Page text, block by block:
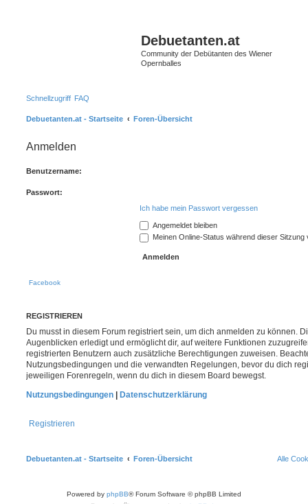
Debuetanten.at
Community der Debütanten des Wiener
Opernballes
Schnellzugriff FAQ
Debuetanten.at - Startseite Foren-Übersicht
Anmelden
Benutzername:
Passwort:
Ich habe mein Passwort vergessen
Angemeldet bleiben
Meinen Online-Status während dieser Sitzung
Facebook
REGISTRIEREN
Du musst in diesem Forum registriert sein, um dich anmelden zu können.
Augenblicken erledigt und ermöglicht dir, auf weitere Funktionen
registrierten Benutzern auch zusätzliche Berechtigungen zuweisen.
Nutzungsbedingungen und die verwandten Regelungen, bevor du dich
jeweiligen Forenregeln, wenn du dich in diesem Board bewegst.
Nutzungsbedingungen
Datenschutzerklärung
Registrieren
Debuetanten.at - Startseite Foren-Übersicht Alle
Powered by phpBB® Forum Software © phpBB Limited